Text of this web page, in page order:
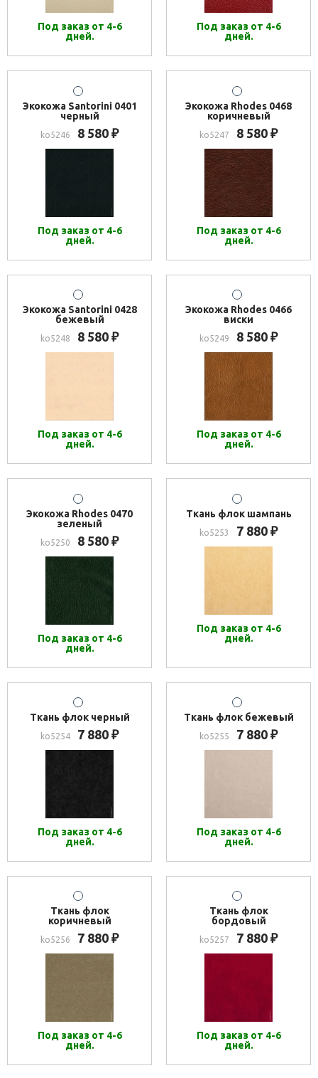
Под заказ от 4-6
дней.
Под заказ от 4-6
дней.
Экокожа Santorini 0401
черный
ko5246 8 580 ₽
Под заказ от 4-6
дней.
Экокожа Rhodes 0468
коричневый
ko5247 8 580 ₽
Под заказ от 4-6
дней.
Экокожа Santorini 0428
бежевый
ko5248 8 580 ₽
Под заказ от 4-6
дней.
Экокожа Rhodes 0466
виски
ko5249 8 580 ₽
Под заказ от 4-6
дней.
Экокожа Rhodes 0470
зеленый
ko5250 8 580 ₽
Под заказ от 4-6
дней.
Ткань флок шампань
ko5253 7 880 ₽
Под заказ от 4-6
дней.
Ткань флок черный
ko5254 7 880 ₽
Под заказ от 4-6
дней.
Ткань флок бежевый
ko5255 7 880 ₽
Под заказ от 4-6
дней.
Ткань флок
коричневый
ko5256 7 880 ₽
Под заказ от 4-6
дней.
Ткань флок
бордовый
ko5257 7 880 ₽
Под заказ от 4-6
дней.